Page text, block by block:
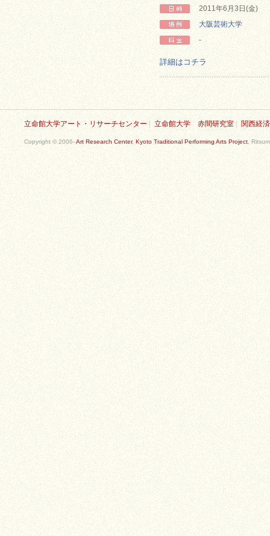
2011年6月3日(金)
大阪芸術大学
-
詳細はコチラ
立命館大学アート・リサーチセンター 立命館大学 赤間研究室 関西経
Copyright © 2006-Art Research Center, Kyoto Traditional Performing Arts Project ,